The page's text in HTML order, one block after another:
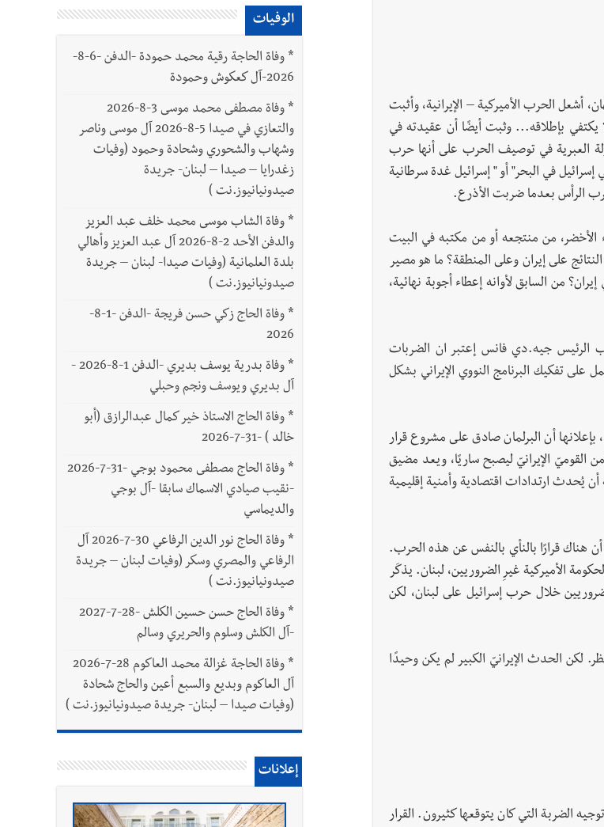
رجل الاعمال الاماراتي خلف الحبتور : 112 شهيداً شُيّعوا في ‫غزة‬ بعد أن بقوا تحت الأنقاض منذ عام 2023: أيُعقل أن يبقى الشعب الفلسطيني يعيش كل هذا الألم؟ وإلى متى
أشعل الحرب الأميركية – الإيرانية، وأثبت
يكتفي بإطلاقه... وثبت أيضًا أن عقيدته في
العبرية في توصيف الحرب على أنها حرب
في البحر" أو " إسرائيل غدة سرطانية
الرأس بعدما ضربت الأذرع.
من منتجعه أو من مكتبه في البيت
على إيران وعلى المنطقة؟ ما هو مصير
من السابق لأوانه إعطاء أجوبة نهائية،
الرئيس جيه.دي فانس إعتبر ان الضربات
على تفكيك البرنامج النووي الإيراني بشكل
أن البرلمان صادق على مشروع قرار
القوميّ الإيرانيّ ليصبح ساريًا، ويعد مضيق
أن يُحدث ارتدادات اقتصادية وأمنية إقليمية
هناك قرارًا بالنأي بالنفس عن هذه الحرب.
الأميركية غيرِ الضروريين، لبنان. يذكَر
خلال حرب إسرائيل على لبنان، لكن
لكن الحدث الإيرانيّ الكبير لم يكن وحيدًا
الضربة التي كان يتوقعها كثيرون. القرار
الوفيات
*
وفاة الحاجة رقية محمد حمودة -الدفن -6-8-
2026-آل كعكوش وحمودة
*
وفاة مصطفى محمد موسى 3-8-2026
والتعازي في صيدا 5-8-2026 آل موسى وناصر
وشهاب والشحوري وشحادة وحمود (وفيات
زغدرايا – صيدا – لبنان- جريدة
صيدونيانيوز.نت )
* وفاة الشاب موسى محمد خلف عبد العزيز
والدفن الأحد 2-8-2026 آل عبد العزيز وأهالي
بلدة العلمانية (وفيات صيدا- لبنان – جريدة
صيدونيانيوز.نت )
*
وفاة الحاج زكي حسن فريجة -الدفن -1-8-
2026
*
وفاة بدرية يوسف بديري -الدفن 1-8-2026 -
آل بديري ويوسف ونجم وحبلي
* وفاة الحاج الاستاذ خير كمال عبدالرازق (أبو
خالد ) -31-7-2026
*
وفاة الحاج مصطفى محمود بوجي -31-7-2026
-نقيب صيادي الاسماك سابقا -آل بوجي
والديماسي
*
وفاة الحاج نور الدين الرفاعي 30-7-2026 آل
الرفاعي والمصري وسكر (وفيات لبنان – جريدة
صيدونيانيوز.نت )
*
وفاة الحاج حسن حسين الكلش -28-7-2027
-آل الكلش وسلوم والحريري وسالم
*
وفاة الحاجة غزالة محمد العاكوم 28-7-2026
آل العاكوم وبديع والسبع أعين والحاج شحادة
(وفيات صيدا – لبنان- جريدة صيدونيانيوز.نت )
إعلانات